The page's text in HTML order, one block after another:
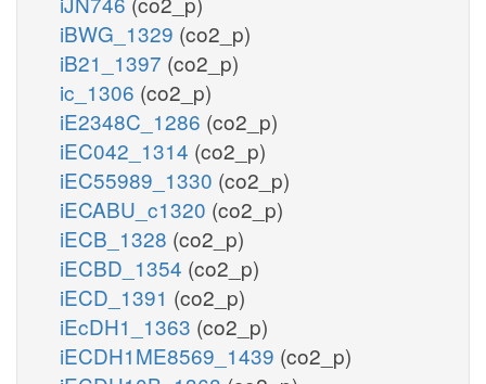
iBWG_1329 (co2_p)
iB21_1397 (co2_p)
ic_1306 (co2_p)
iE2348C_1286 (co2_p)
iEC042_1314 (co2_p)
iEC55989_1330 (co2_p)
iECABU_c1320 (co2_p)
iECB_1328 (co2_p)
iECBD_1354 (co2_p)
iECD_1391 (co2_p)
iEcDH1_1363 (co2_p)
iECDH1ME8569_1439 (co2_p)